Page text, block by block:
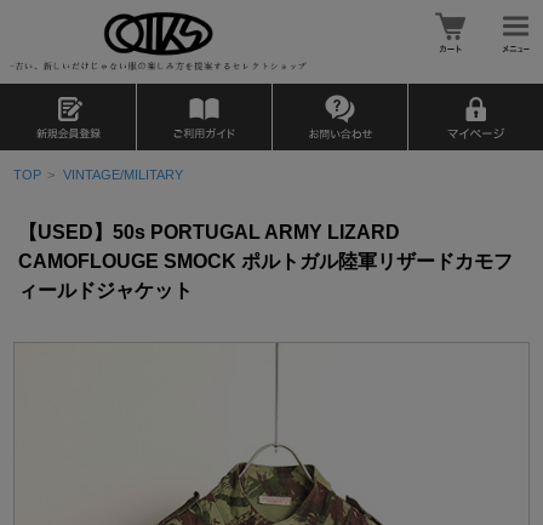
TOP > VINTAGE/MILITARY
【USED】50s PORTUGAL ARMY LIZARD
CAMOFLOUGE SMOCK ポルトガル陸軍リザードカモフ
ィールドジャケット